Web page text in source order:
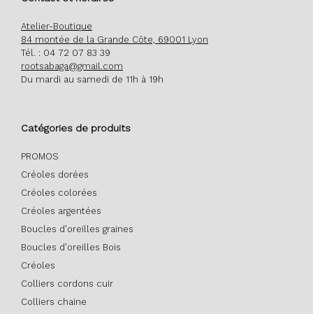
Atelier-Boutique
84 montée de la Grande Côte, 69001 Lyon
Tél. : 04 72 07 83 39
rootsabaga@gmail.com
Du mardi au samedi de 11h à 19h
Catégories de produits
PROMOS
Créoles dorées
Créoles colorées
Créoles argentées
Boucles d'oreilles graines
Boucles d'oreilles Bois
Créoles
Colliers cordons cuir
Colliers chaine